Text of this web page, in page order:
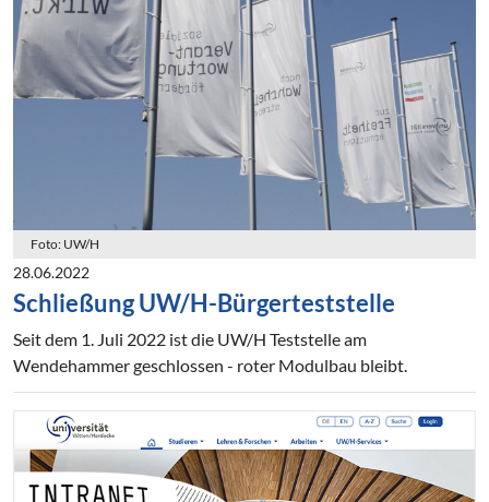
Foto: UW/H
28.06.2022
Schließung UW/H-Bürgerteststelle
Seit dem 1. Juli 2022 ist die UW/H Teststelle am
Wendehammer geschlossen - roter Modulbau bleibt.